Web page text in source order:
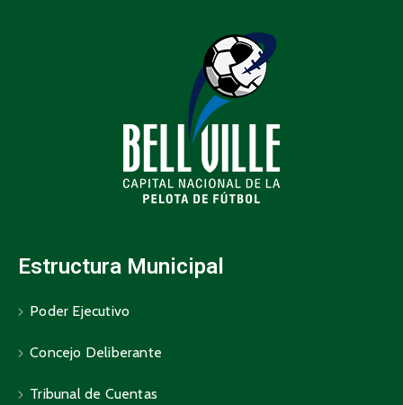
Estructura Municipal
Poder Ejecutivo
Concejo Deliberante
Tribunal de Cuentas